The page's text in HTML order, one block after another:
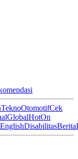
TeknoOtomotifCek
GlobalHotOn
EnglishDisabilitasBerita